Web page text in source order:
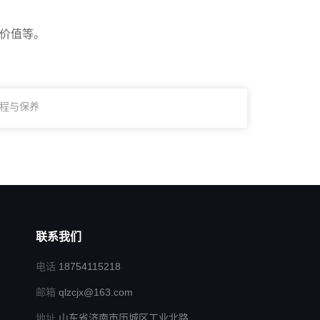
值等。
与保养
联系我们
电话 18754115218
邮箱 qlzcjx@163.com